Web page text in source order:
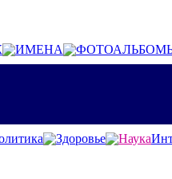
ИМЕНА
Здоровье Наука